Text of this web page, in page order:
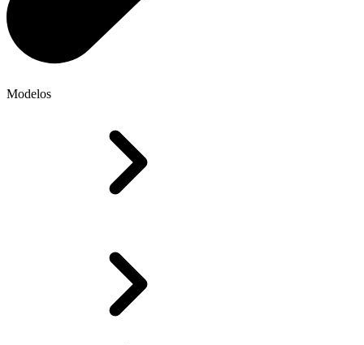
Modelos